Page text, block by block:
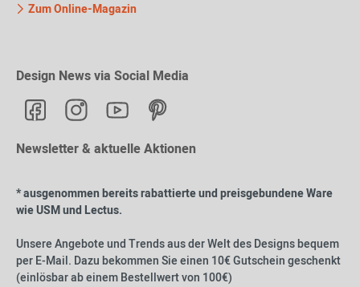
Zum Online-Magazin
Design News via Social Media
Newsletter & aktuelle Aktionen
* ausgenommen bereits rabattierte und preisgebundene Ware
wie USM und Lectus.
Unsere Angebote und Trends aus der Welt des Designs bequem
per E-Mail. Dazu bekommen Sie einen 10€ Gutschein geschenkt
(einlösbar ab einem Bestellwert von 100€)